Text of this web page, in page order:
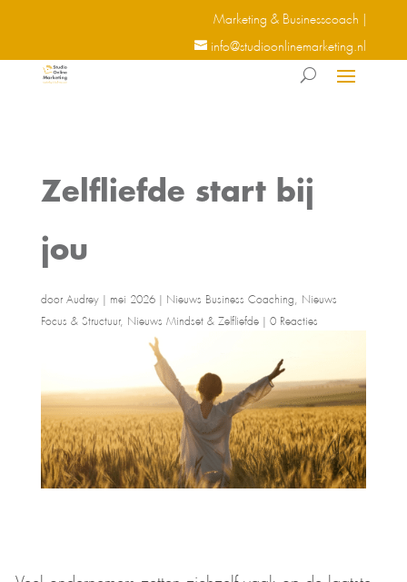
Marketing & Businesscoach |
info@studioonlinemarketing.nl
Zelfliefde start bij
jou
door Audrey| mei 2026 Nieuws Business Coaching Nieuws
Focus & Structuur, Nieuws Mindset & Zelfliefde 0 Reacties
Veel ondernemers zetten zichzelf vaak op de laatste